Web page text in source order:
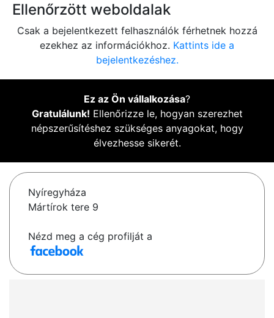
Ellenőrzött weboldalak
Csak a bejelentkezett felhasználók férhetnek hozzá
ezekhez az információkhoz. Kattints ide a
bejelentkezéshez.
Ez az Ön vállalkozása?
Gratulálunk! Ellenőrizze le, hogyan szerezhet
népszerűsítéshez szükséges anyagokat, hogy
élvezhesse sikerét.
Nyíregyháza
Mártírok tere 9
Nézd meg a cég profilját a